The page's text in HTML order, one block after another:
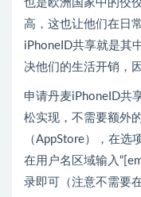
也是欧洲国家中的佼
高，这也让他们在日
iPhoneID共享就是其
决他们的生活开销，
申请丹麦iPhoneID共
松实现，不需要额外
（AppStore），在选
在用户名区域输入
录即可（注意不需要